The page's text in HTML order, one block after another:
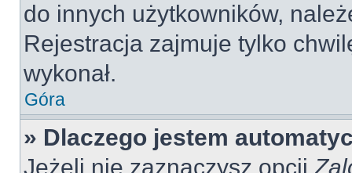
do innych użytkowników,
Rejestracja zajmuje tylko
wykonał.
Góra
» Dlaczego jestem
Jeżeli nie zaznaczysz opcji